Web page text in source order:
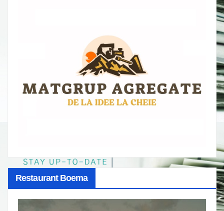
Restaurant Boema